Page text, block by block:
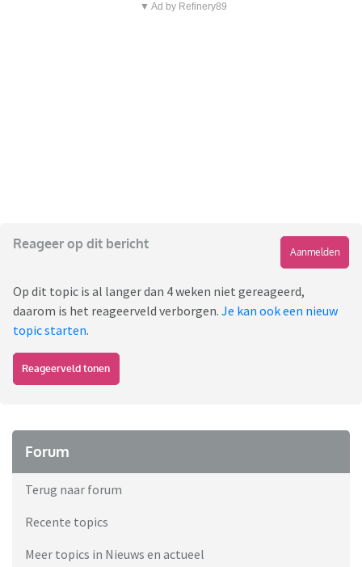
▼ Ad by Refinery89
Reageer op dit bericht
Aanmelden
Op dit topic is al langer dan 4 weken niet gereageerd,
daarom is het reageerveld verborgen. Je kan ook een nieuw
topic starten.
Reageerveld tonen
Forum
Terug naar forum
Recente topics
Meer topics in Nieuws en actueel